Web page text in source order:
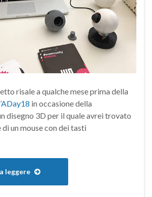
risale a qualche mese prima della
ADay18 in occasione della
disegno 3D per il quale avrei trovato
un mouse con dei tasti
leggere